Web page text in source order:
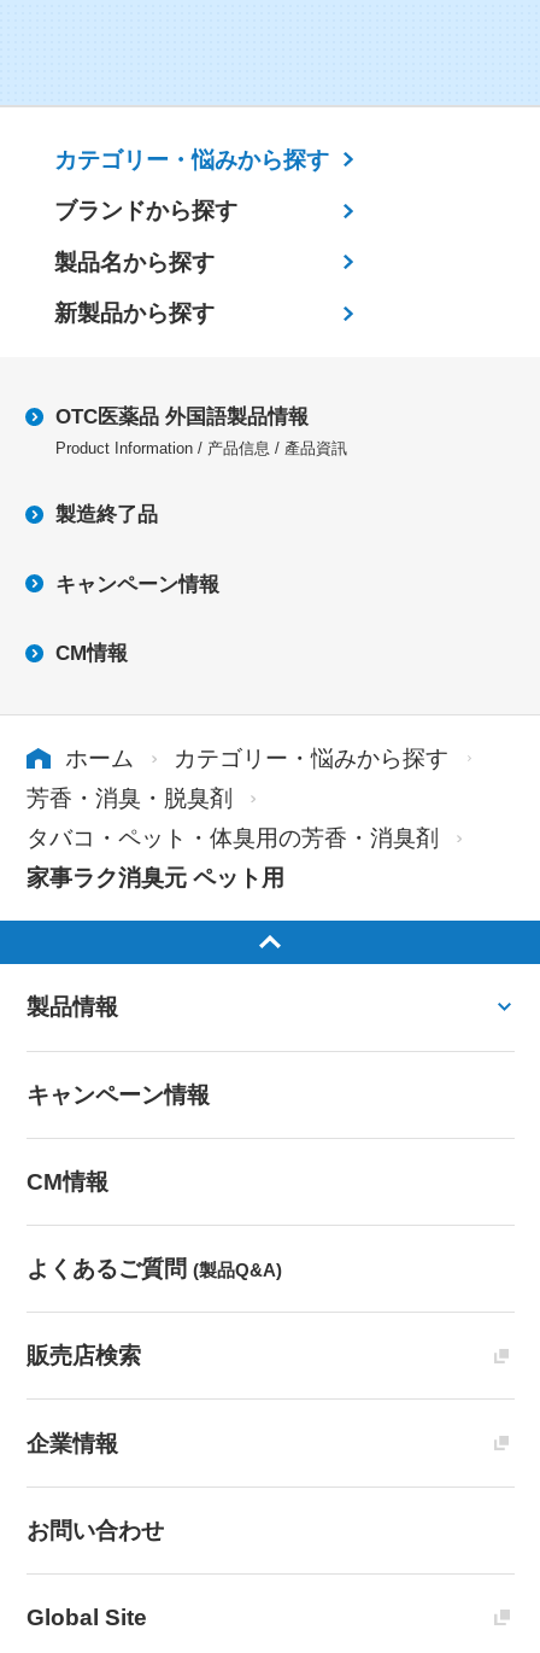
カテゴリー・悩みから探す
ブランドから探す
製品名から探す
新製品から探す
OTC医薬品 外国語製品情報
Product Information / 产品信息 / 產品資訊
製造終了品
キャンペーン情報
CM情報
ホーム
カテゴリー・悩みから探す
芳香・消臭・脱臭剤
タバコ・ペット・体臭用の芳香・消臭剤
家事ラク消臭元 ペット用
製品情報
キャンペーン情報
CM情報
よくあるご質問 (製品Q&A)
販売店検索
企業情報
お問い合わせ
Global Site